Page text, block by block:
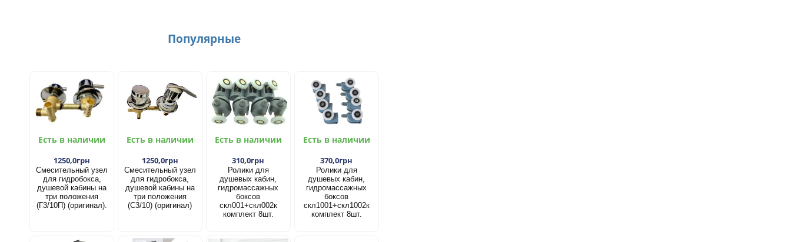
Популярные
Есть в наличии
1250,0грн
Смесительный узел
для гидробокса,
душевой кабины на
три положения
(Г3/10П) (оригинал).
Есть в наличии
1250,0грн
Смесительный узел
для гидробокса,
душевой кабины на
три положения
(С3/10) (оригинал)
Есть в наличии
310,0грн
Ролики для
душевых кабин,
гидромассажных
боксов
скл001+скл002к
комплект 8шт.
Есть в наличии
370,0грн
Ролики для
душевых кабин,
гидромассажных
боксов
скл1001+скл1002к
комплект 8шт.